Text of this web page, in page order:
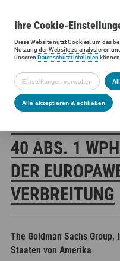
Siltronic AG Investoren
SILTRONIC AG:
0 ABS. 1
ER
ERBREITUNG
The Goldman Sachs
Staaten von Amerika
IhreCookie-
DieseWebsitenutzt Cookies, um das
Nutzung derWebsitezu analysieren
unserenDatenschutzrichtlinienkönnen
Einstellungen verwalten
Alle akzeptieren & schließen